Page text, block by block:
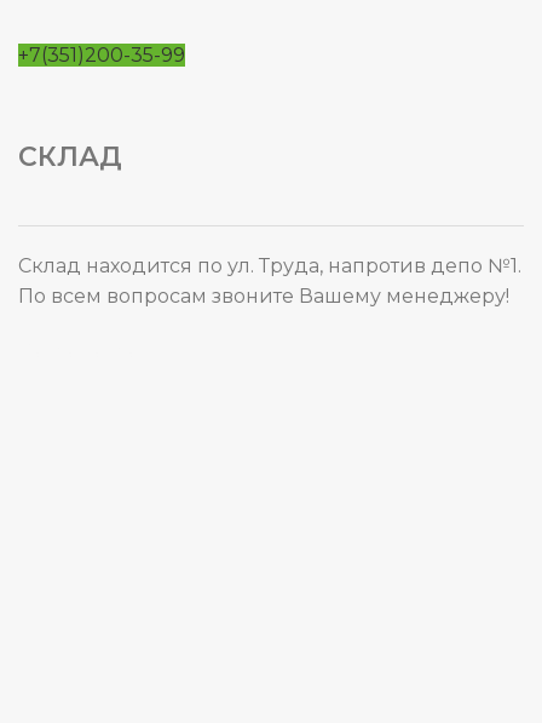
+7(351)200-35-99
СКЛАД
Склад находится по ул. Труда, напротив депо №1.
По всем вопросам звоните Вашему менеджеру!